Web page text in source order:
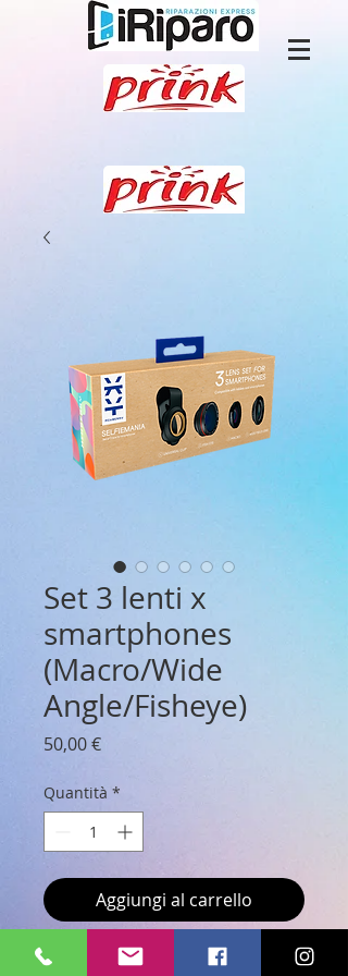
Set 3 lenti x
smartphones
(Macro/Wide
Angle/Fisheye)
50,00 €Prezzo
Quantità *
Aggiungi al carrello
Set di cinque lenti in vetro ottico e